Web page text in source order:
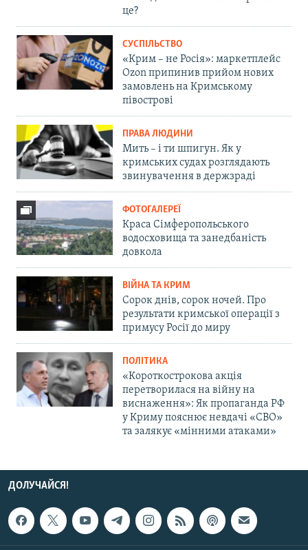
це?
СУСПІЛЬСТВО
«Крим – не Росія»: маркетплейс
Ozon припинив прийом нових
замовлень на Кримському
півострові
ПРАВА ЛЮДИНИ
Мить – і ти шпигун. Як у
кримських судах розглядають
звинувачення в держзраді
ФОТОГАЛЕРЕЇ
Краса Сімферопольського
водосховища та занедбаність
довкола
ВІЙНА ТА КРИМ
Сорок днів, сорок ночей. Про
результати кримської операції з
примусу Росії до миру
ПОЛІТИКА
«Короткострокова акція
перетворилася на війну на
виснаження»: Як пропаганда РФ
у Криму пояснює невдачі «СВО»
та залякує «мінними атаками»
ДОЛУЧАЙСЯ!